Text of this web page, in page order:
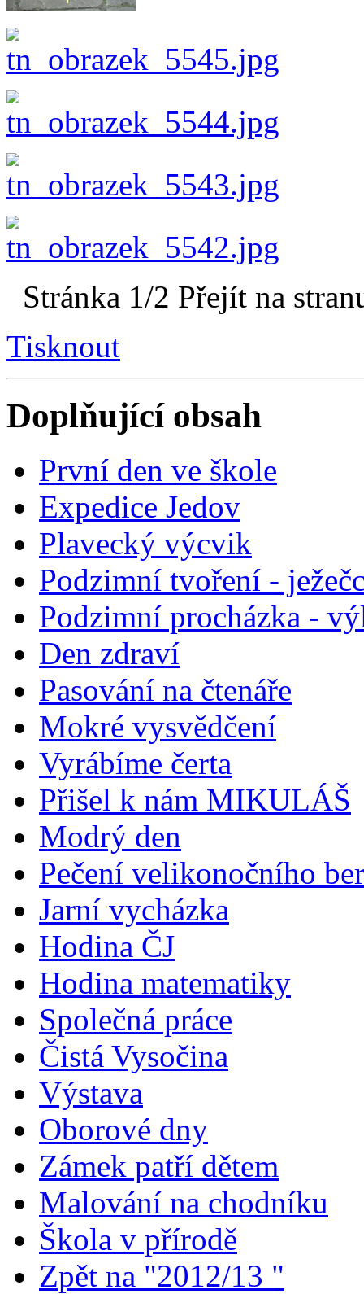
Stránka 1/2 Přejít na
Tisknout
Doplňující obsah
První den ve škole
Expedice Jedov
Plavecký výcvik
Podzimní tvoření -
Podzimní procházka -
Den zdraví
Pasování na čtenáře
Mokré vysvědčení
Vyrábíme čerta
Přišel k nám MIKULÁŠ
Modrý den
Pečení velikonočního
Jarní vycházka
Hodina ČJ
Hodina matematiky
Společná práce
Čistá Vysočina
Výstava
Oborové dny
Zámek patří dětem
Malování na chodníku
Škola v přírodě
Zpět na "2012/13 "